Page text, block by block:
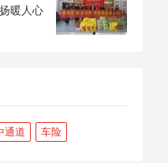
暖人心
通道 车险